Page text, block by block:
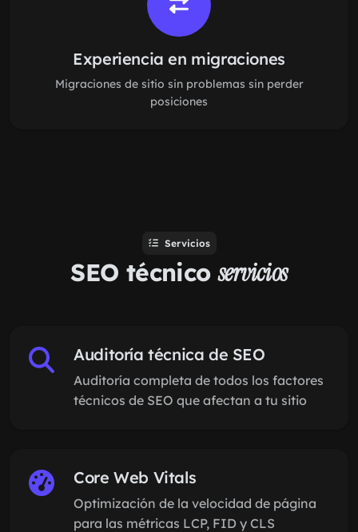
Experiencia en migraciones
Migraciones de sitio sin problemas sin perder
posiciones
Servicios
SEO técnicoservicios
Auditoría técnica de SEO
Auditoría completa de todos los factores
técnicos de SEO que afectan a tu sitio
Core Web Vitals
Optimización de la velocidad de página
para las métricas LCP, FID y CLS